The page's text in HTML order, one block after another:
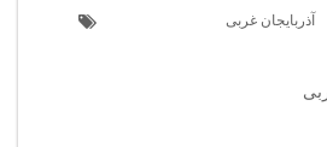
آذربایجان غربی